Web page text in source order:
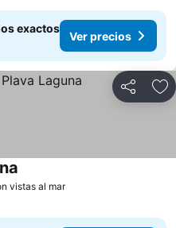
exactos
Ver precios
Compartir
vistas al mar